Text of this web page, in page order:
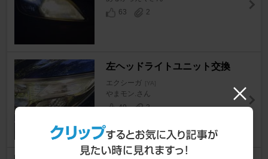
63
2
左ヘッドライトユニット交換
エクシーガ [YA]
やまモン.さん
49
3